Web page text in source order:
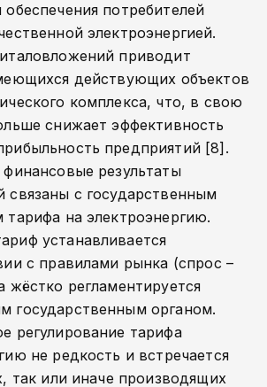
потребителей
электроэнергией.
приводит
действующих объектов
комплекса, что, в свою
снижает эффективность
предприятий [8].
результаты
связаны с государственным
тарифа на электроэнергию.
устанавливается
с правилами рынка (спрос –
жёстко регламентируется
государственным органом.
регулирование тарифа
не редкость и встречается
так или иначе производящих